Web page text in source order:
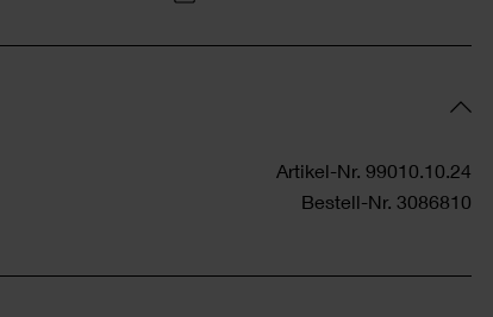
Artikel-Nr. 99010.10.24
Bestell-Nr. 3086810